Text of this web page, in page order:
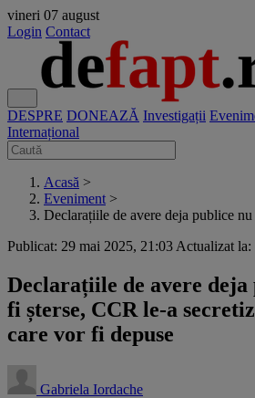
vineri 07 august
Login Contact
DESPRE DONEAZĂ Investigații
Internațional
Acasă >
Eveniment >
Declarațiile de avere deja publice
Publicat: 29 mai 2025, 21:03 Actualizat la:
Declarațiile de avere deja
fi șterse, CCR le-a
care vor fi depuse
Gabriela Iordache